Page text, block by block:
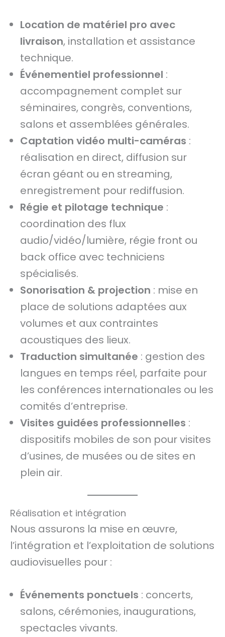
Location de matériel pro avec
livraison, installation et assistance
technique.
Événementiel professionnel :
accompagnement complet sur
séminaires, congrès, conventions,
salons et assemblées générales.
Captation vidéo multi-caméras :
réalisation en direct, diffusion sur
écran géant ou en streaming,
enregistrement pour rediffusion.
Régie et pilotage technique :
coordination des flux
audio/vidéo/lumière, régie front ou
back office avec techniciens
spécialisés.
Sonorisation & projection : mise en
place de solutions adaptées aux
volumes et aux contraintes
acoustiques des lieux.
Traduction simultanée : gestion des
langues en temps réel, parfaite pour
les conférences internationales ou les
comités d’entreprise.
Visites guidées professionnelles :
dispositifs mobiles de son pour visites
d’usines, de musées ou de sites en
plein air.
Réalisation et intégration
Nous assurons la mise en œuvre,
l’intégration et l’exploitation de solutions
audiovisuelles pour :
Événements ponctuels : concerts,
salons, cérémonies, inaugurations,
spectacles vivants.